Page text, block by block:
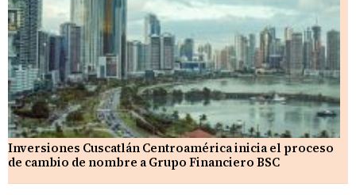
Inversiones Cuscatlán Centroamérica inicia el proceso
de cambio de nombre a Grupo Financiero BSC